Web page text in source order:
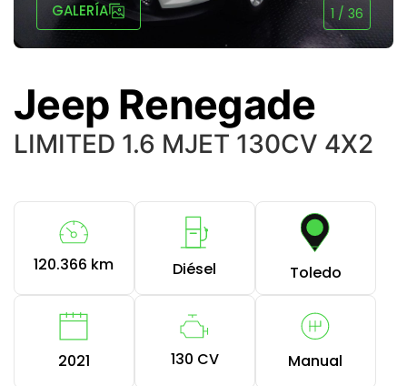
GALERÍA 1 / 36
Jeep Renegade
LIMITED 1.6 MJET 130CV 4X2
120.366 km Diésel Toledo
2021 130 CV Manual